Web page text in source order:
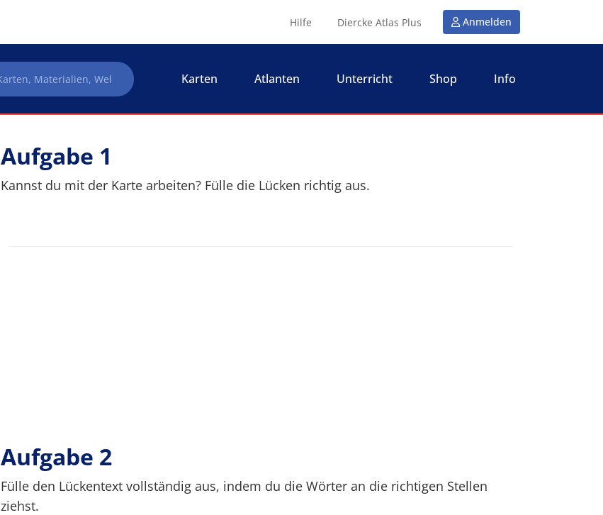
Hilfe Diercke Atlas Plus Anmelden
Karten Atlanten Unterricht Shop Info
Aufgabe 1
Kannst du mit der Karte arbeiten? Fülle die Lücken richtig aus.
Aufgabe 2
Fülle den Lückentext vollständig aus, indem du die Wörter an die richtigen Stellen
ziehst.